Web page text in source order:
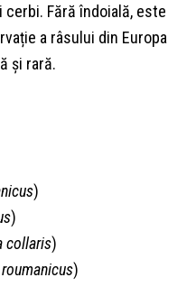
Fără îndoială, este
a râsului din Europa
și rară.
)
)
collaris)
)